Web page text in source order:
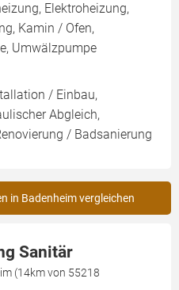
Elektroheizung,
Kamin / Ofen,
Umwälzpumpe
/ Einbau,
Abgleich,
/ Badsanierung
in Badenheim vergleichen
Sanitär
(14km von 55218